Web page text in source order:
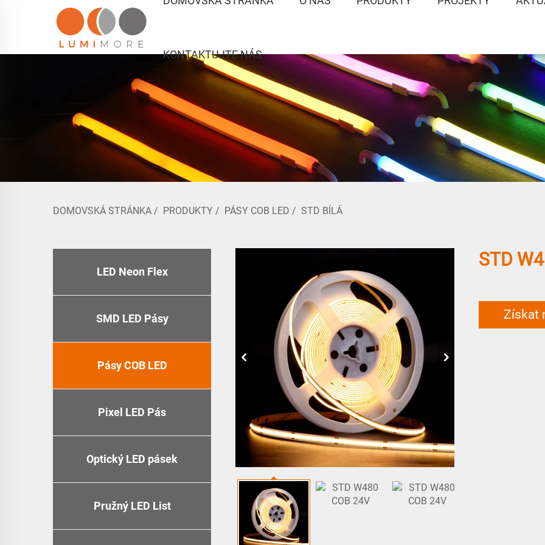
KONTAKTUJTE NÁS
DOMOVSKÁ STRÁNKA / PRODUKTY / PÁSY COB LED / STD BÍLÁ
LED Neon Flex
SMD LED Pásy
Pásy COB LED
Pixel LED Pás
Optický LED pásek
Pružný LED List
STD
Získat